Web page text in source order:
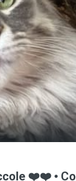
❤️❤️